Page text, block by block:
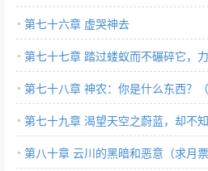
第七十六章 虚哭神去
第七十七章 踏过蝼蚁而不碾碎它，
第七十八章 神农：你是什么东西？（
第七十九章 渴望天空之蔚蓝，却不
第八十章 云川的黑暗和恶意（求月票